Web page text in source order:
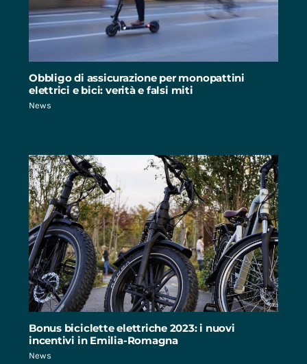
Obbligo di assicurazione per monopattini
elettrici e bici: verità e falsi miti
News
Bonus biciclette elettriche 2023: i nuovi
incentivi in Emilia-Romagna
News